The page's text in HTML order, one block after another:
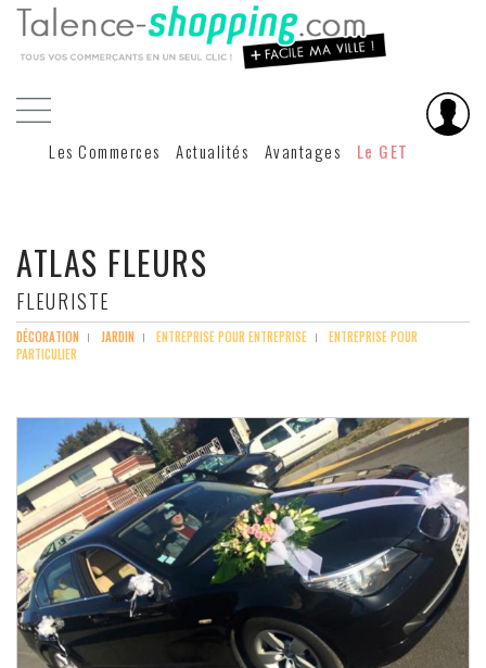
Les Commerces Actualités Avantages Le GET
ATLAS FLEURS
FLEURISTE
DÉCORATION JARDIN ENTREPRISE POUR ENTREPRISE
ENTREPRISE POUR
PARTICULIER